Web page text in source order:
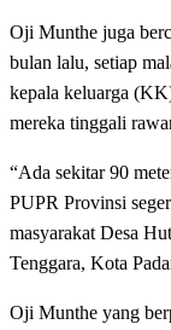
Oji Munthe juga
bulan lalu, setiap
kepala keluarga
mereka tinggali
“Ada sekitar 90
PUPR Provinsi
masyarakat Desa
Tenggara, Kota
Oji Munthe yang